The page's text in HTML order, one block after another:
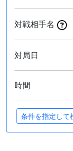
対戦相手名
対局日
時間